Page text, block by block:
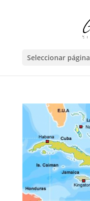
Seleccionar página